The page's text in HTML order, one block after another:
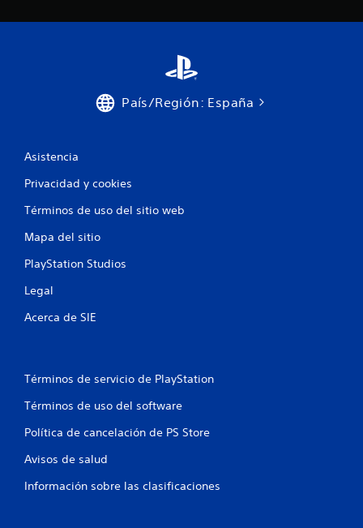
País/Región: España
Asistencia
Privacidad y cookies
Términos de uso del sitio web
Mapa del sitio
PlayStation Studios
Legal
Acerca de SIE
Términos de servicio de PlayStation
Términos de uso del software
Política de cancelación de PS Store
Avisos de salud
Información sobre las clasificaciones